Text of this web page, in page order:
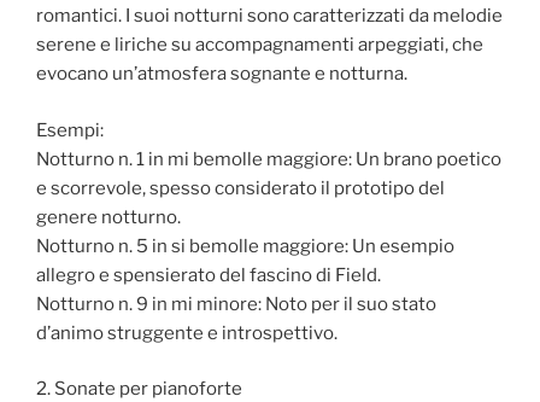
romantici. I suoi notturni sono caratterizzati da melodie
serene e liriche su accompagnamenti arpeggiati, che
evocano un’atmosfera sognante e notturna.
Esempi:
Notturno n. 1 in mi bemolle maggiore: Un brano poetico
e scorrevole, spesso considerato il prototipo del
genere notturno.
Notturno n. 5 in si bemolle maggiore: Un esempio
allegro e spensierato del fascino di Field.
Notturno n. 9 in mi minore: Noto per il suo stato
d’animo struggente e introspettivo.
2. Sonate per pianoforte